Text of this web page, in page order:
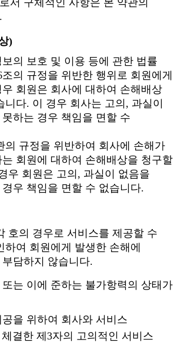
)
의 보호 및 이용 등에 관한 법률
의 규정을 위반한 행위로 회원에게
회원은 회사에 대하여 손해배상
니다. 이 경우 회사는 고의, 과실이
하는 경우 책임을 면할 수
규정을 위반하여 회사에 손해가
회원에 대하여 손해배상을 청구할
우 회원은 고의, 과실이 없음을
우 책임을 면할 수 없습니다.
호의 경우로 서비스를 제공할 수
하여 회원에게 발생한 손해에
담하지 않습니다.
또는 이에 준하는 불가항력의 상태가
을 위하여 회사와 서비스
결한 제3자의 고의적인 서비스